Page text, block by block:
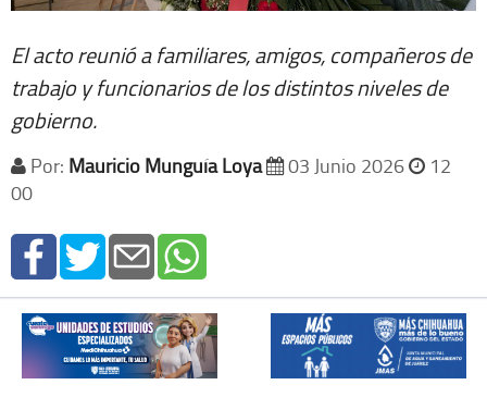
El acto reunió a familiares, amigos, compañeros de
trabajo y funcionarios de los distintos niveles de
gobierno.
Por: Mauricio Munguía Loya 03 Junio 2026
12
00